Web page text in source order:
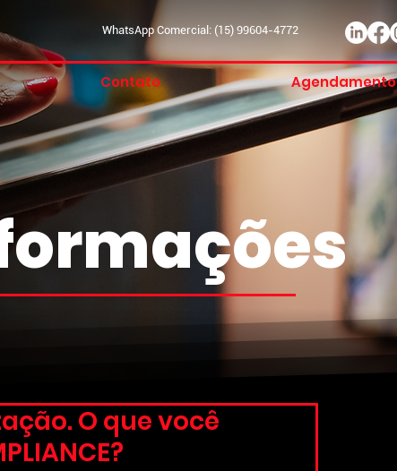
WhatsApp Comercial: (15) 99604-4772
Contato Agendamento
O que você